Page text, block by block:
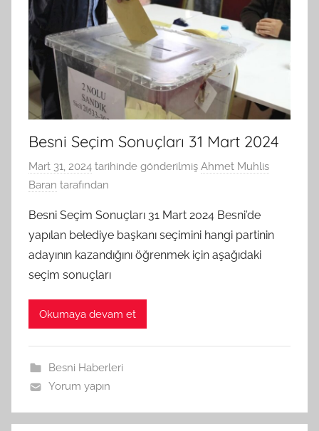
Besni Seçim Sonuçları 31 Mart 2024
Mart 31, 2024 tarihinde gönderilmiş Ahmet Muhlis
Baran tarafından
Besni Seçim Sonuçları 31 Mart 2024 Besni’de
yapılan belediye başkanı seçimini hangi partinin
adayının kazandığını öğrenmek için aşağıdaki
seçim sonuçları
Okumaya devam et
Besni Haberleri
Yorum yapın